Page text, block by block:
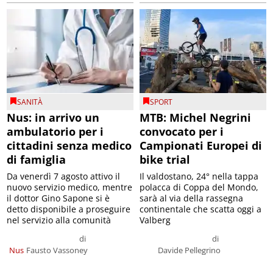
SANITÀ
Nus: in arrivo un
ambulatorio per i
cittadini senza medico
di famiglia
Nus
di
Fausto Vassoney
Da venerdì 7 agosto attivo il
nuovo servizio medico, mentre
il dottor Gino Sapone si è
detto disponibile a proseguire
nel servizio alla comunità
SPORT
MTB: Michel Negrini
convocato per i
Campionati Europei di
bike trial
di
Davide Pellegrino
Il valdostano, 24° nella tappa
polacca di Coppa del Mondo,
sarà al via della rassegna
continentale che scatta oggi a
Valberg